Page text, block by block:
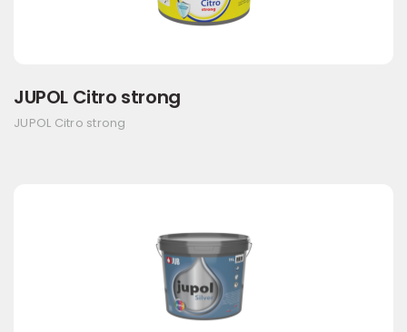
JUPOL Citro strong
JUPOL Citro strong